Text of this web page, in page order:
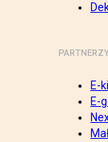
E-
E-